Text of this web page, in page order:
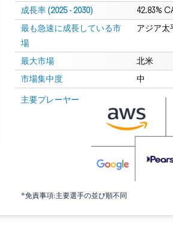
成長率 (2025 - 2030) 42.83%
最も急速に成長している市
場
アジア太
最大市場 北米
市場集中度 中
主要プレーヤー
*免責事項:主要選手の並び順不同
画像 © Mordor Intelligence。再利用にはCC BY
4.0の表示が必要です。